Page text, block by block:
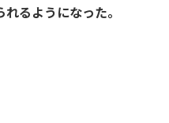
るようになった。